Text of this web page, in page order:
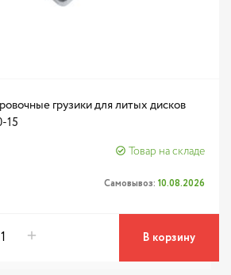
грузики для литых дисков
15
Товар на складе
Самовывоз: 10.08.2026
В корзину